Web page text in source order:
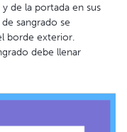
de la portada en sus
sangrado se
borde exterior.
debe llenar